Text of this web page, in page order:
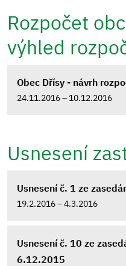
Rozpočet
výhled
Obec Dřísy - návrh
24.11.2016 – 10.12.2016
Usnesení
Usnesení č. 1 ze
19.2.2016 – 4.3.2016
Usnesení č. 10 ze
6.12.2015